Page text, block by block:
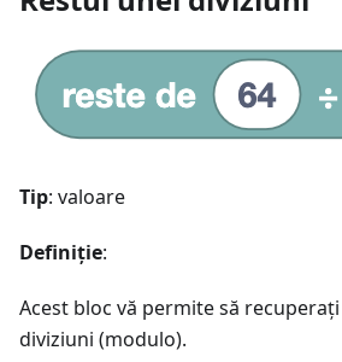
Tip: valoare
Definiție:
Acest bloc vă permite să
diviziuni (modulo).